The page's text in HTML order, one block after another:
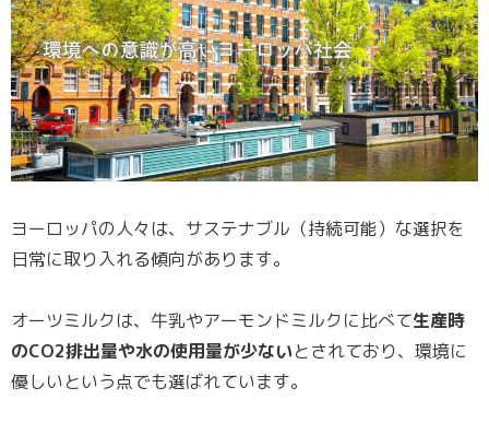
ヨーロッパの人々は、サステナブル（持続可能）な選択を
日常に取り入れる傾向があります。
オーツミルクは、牛乳やアーモンドミルクに比べて生産時
のCO2排出量や水の使用量が少ないとされており、環境に
優しいという点でも選ばれています。